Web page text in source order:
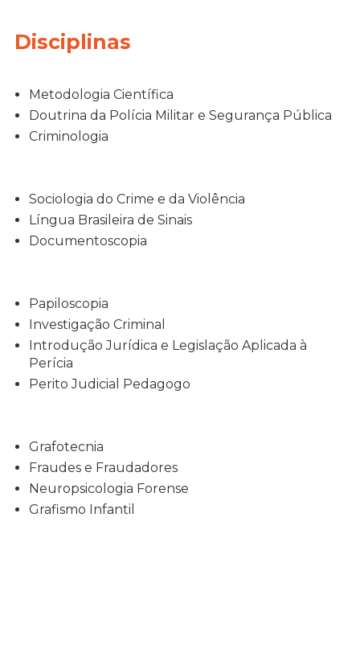
Disciplinas
Metodologia Científica
Doutrina da Polícia Militar e Segurança Pública
Criminologia
Sociologia do Crime e da Violência
Língua Brasileira de Sinais
Documentoscopia
Papiloscopia
Investigação Criminal
Introdução Jurídica e Legislação Aplicada à
Perícia
Perito Judicial Pedagogo
Grafotecnia
Fraudes e Fraudadores
Neuropsicologia Forense
Grafismo Infantil